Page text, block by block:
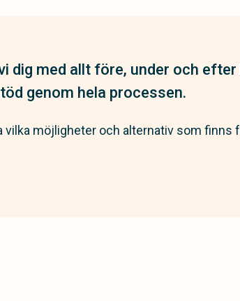
dig med allt före, under och efter
genom hela processen.
möjligheter och alternativ som finns